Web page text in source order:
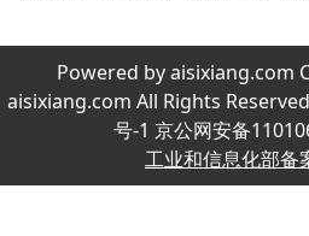
Powered by aisixiang.com
aisixiang.com All Rights
号-1 京公网安备
工业和信息化部备